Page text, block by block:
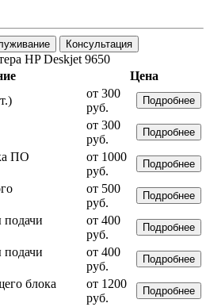
Консультация
HP Deskjet 9650
Цена
от 300
руб.
Подробнее
от 300
руб.
Подробнее
ПО
от 1000
руб.
Подробнее
от 500
руб.
Подробнее
подачи
от 400
руб.
Подробнее
подачи
от 400
руб.
Подробнее
блока
от 1200
руб.
Подробнее